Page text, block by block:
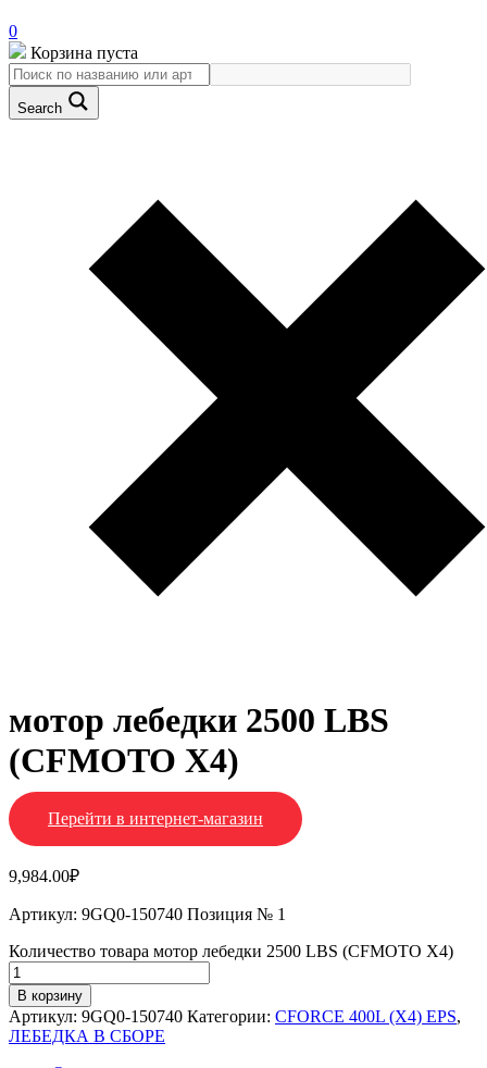
0
Корзина пуста
Search
мотор лебедки 2500 LBS
(CFMOTO X4)
Перейти в интернет-магазин
9,984.00₽
Артикул: 9GQ0-150740 Позиция № 1
Количество товара мотор лебедки 2500 LBS (CFMOTO X4)
В корзину
Артикул: 9GQ0-150740 Категории: CFORCE 400L (X4) EPS,
ЛЕБЕДКА В СБОРЕ